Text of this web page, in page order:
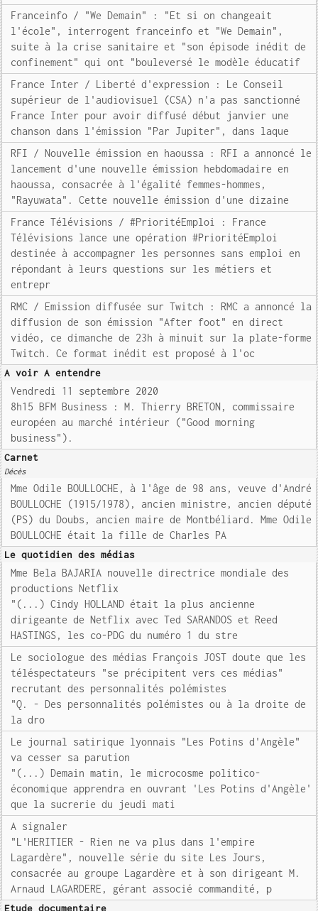
Franceinfo / "We Demain" : "Et si on changeait
l'école", interrogent franceinfo et "We Demain",
suite à la crise sanitaire et "son épisode inédit de
confinement" qui ont "bouleversé le modèle éducatif
France Inter / Liberté d'expression : Le Conseil
supérieur de l'audiovisuel (CSA) n'a pas sanctionné
France Inter pour avoir diffusé début janvier une
chanson dans l'émission "Par Jupiter", dans laque
RFI / Nouvelle émission en haoussa : RFI a annoncé le
lancement d'une nouvelle émission hebdomadaire en
haoussa, consacrée à l'égalité femmes-hommes,
"Rayuwata". Cette nouvelle émission d'une dizaine
France Télévisions / #PrioritéEmploi : France
Télévisions lance une opération #PrioritéEmploi
destinée à accompagner les personnes sans emploi en
répondant à leurs questions sur les métiers et
entrepr
RMC / Emission diffusée sur Twitch : RMC a annoncé la
diffusion de son émission "After foot" en direct
vidéo, ce dimanche de 23h à minuit sur la plate-forme
Twitch. Ce format inédit est proposé à l'oc
A voir A entendre
Vendredi 11 septembre 2020
8h15 BFM Business : M. Thierry BRETON, commissaire
européen au marché intérieur ("Good morning
business").
Carnet
Décès
Mme Odile BOULLOCHE, à l'âge de 98 ans, veuve d'André
BOULLOCHE (1915/1978), ancien ministre, ancien député
(PS) du Doubs, ancien maire de Montbéliard. Mme Odile
BOULLOCHE était la fille de Charles PA
Le quotidien des médias
Mme Bela BAJARIA nouvelle directrice mondiale des
productions Netflix
"(...) Cindy HOLLAND était la plus ancienne
dirigeante de Netflix avec Ted SARANDOS et Reed
HASTINGS, les co-PDG du numéro 1 du stre
Le sociologue des médias François JOST doute que les
téléspectateurs "se précipitent vers ces médias"
recrutant des personnalités polémistes
"Q. - Des personnalités polémistes ou à la droite de
la dro
Le journal satirique lyonnais "Les Potins d'Angèle"
va cesser sa parution
"(...) Demain matin, le microcosme politico-
économique apprendra en ouvrant 'Les Potins d'Angèle'
que la sucrerie du jeudi mati
A signaler
"L'HERITIER - Rien ne va plus dans l'empire
Lagardère", nouvelle série du site Les Jours,
consacrée au groupe Lagardère et à son dirigeant M.
Arnaud LAGARDERE, gérant associé commandité, p
Etude documentaire